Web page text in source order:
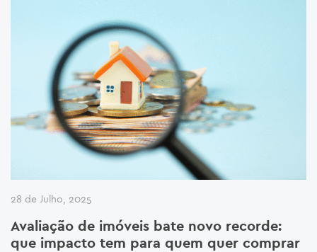
28 de Julho, 2025
Avaliação de imóveis bate novo recorde:
que impacto tem para quem quer comprar